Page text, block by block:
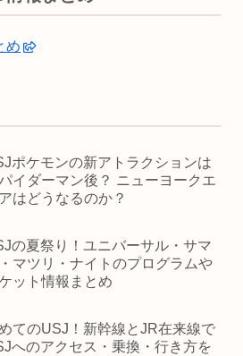
め
ポケモンの新アトラクションは
イダーマン後？ ニューヨークエ
はどうなるのか？
の夏祭り！ユニバーサル・サマ
マツリ・ナイトのプログラムや
ット情報まとめ
てのUSJ！新幹線とJR在来線で
へのアクセス・乗換・行き方を